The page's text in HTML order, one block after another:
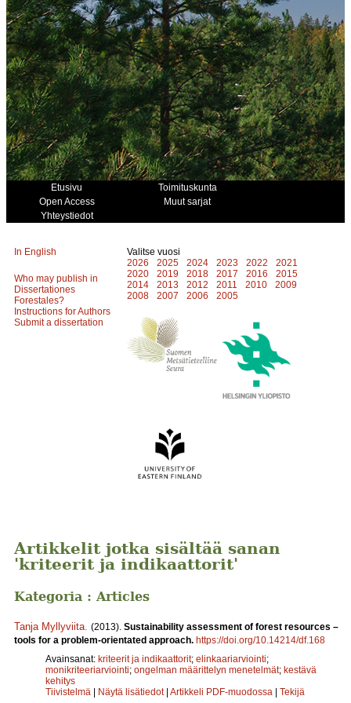
Etusivu
Toimituskunta
Open Access
Muut sarjat
Yhteystiedot
In English
Who may publish in
Dissertationes
Forestales?
Instructions for Authors
Submit a dissertation
Valitse vuosi
2026
2025 2024 2023 2022
2021
2020
2019 2018 2017 2016
2015
2014
2013 2012 2011 2010
2009
2008
2007 2006 2005
Artikkelit jotka sisältää sanan
'kriteerit ja indikaattorit'
Kategoria : Articles
Tanja Myllyviita (2013). Sustainability assessment of forest resources –
tools for a problem-orientated approach. https://doi.org/10.14214/df.168
Avainsanat: kriteerit ja indikaattorit; elinkaariarviointi;
monikriteeriarviointi; ongelman määrittelyn menetelmät; kestävä
kehitys
Tiivistelmä | Näytä lisätiedot | Artikkeli PDF-muodossa | Tekijä